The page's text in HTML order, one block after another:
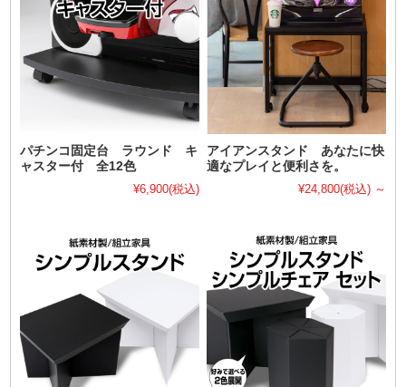
パチンコ固定台 ラウンド キ
ャスター付 全12色
¥6,900(税込)
アイアンスタンド あなたに快
適なプレイと便利さを。
¥24,800(税込) ～